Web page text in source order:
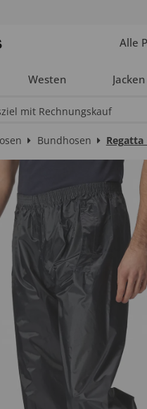
Alle
Westen Jacken
mit Rechnungskauf
Bundhosen